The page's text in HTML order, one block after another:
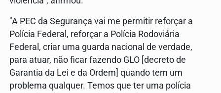
"A PEC da Segurança vai me permitir reforçar a
Polícia Federal, reforçar a Polícia Rodoviária
Federal, criar uma guarda nacional de verdade,
para atuar, não ficar fazendo GLO [decreto de
Garantia da Lei e da Ordem] quando tem um
problema qualquer. Temos que ter uma polícia